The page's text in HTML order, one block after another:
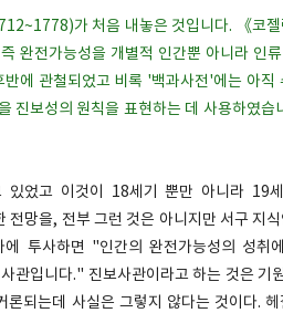
가 처음 내놓은 것입니다. 《코
완전가능성을 개별적 인간뿐 아니라 인류
에 관철되었고 비록 '백과사전'에는 아직
진보성의 원칙을 표현하는 데 사용하였습
었고 이것이 18세기 뿐만 아니라 19
망을, 전부 그런 것은 아니지만 서구 지
투사하면 "인간의 완전가능성의 성취
관입니다." 진보사관이라고 하는 것은 기
되는데 사실은 그렇지 않다는 것이다.